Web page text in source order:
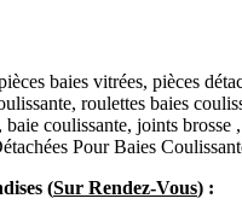
Pour Baies
(Sur Rendez-Vous) :